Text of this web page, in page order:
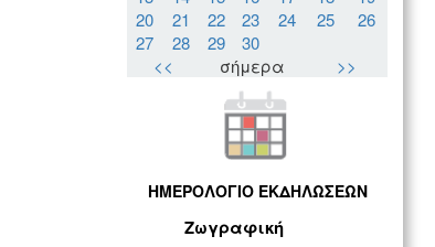
20
21 22 23 24 25
26
27
28 29
30
<<
σήμερα >>
ΗΜΕΡΟΛΟΓΙΟ ΕΚΔΗΛΩΣΕΩΝ
Ζωγραφική